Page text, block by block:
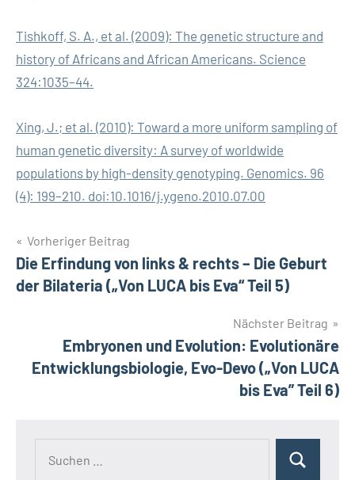
Tishkoff, S. A., et al. (2009): The genetic structure and
history of Africans and African Americans. Science
324:1035–44.
Xing, J.; et al. (2010): Toward a more uniform sampling of
human genetic diversity: A survey of worldwide
populations by high-density genotyping. Genomics. 96
(4): 199–210. doi:10.1016/j.ygeno.2010.07.00
Beitragsnavigation
Vorheriger Beitrag
Die Erfindung von links & rechts – Die Geburt
der Bilateria („Von LUCA bis Eva“ Teil 5)
Nächster Beitrag
Embryonen und Evolution: Evolutionäre
Entwicklungsbiologie, Evo-Devo („Von LUCA
bis Eva” Teil 6)
Suchen